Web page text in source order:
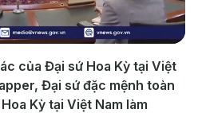
Video
của Đại sứ Hoa Kỳ tại Việt
Đại sứ đặc mệnh toàn
Kỳ tại Việt Nam làm